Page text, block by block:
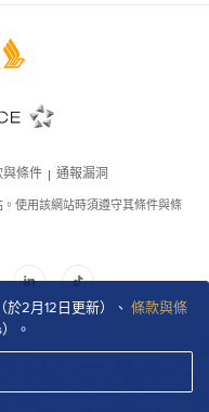
（於2月12日更新）、 條款與條
。